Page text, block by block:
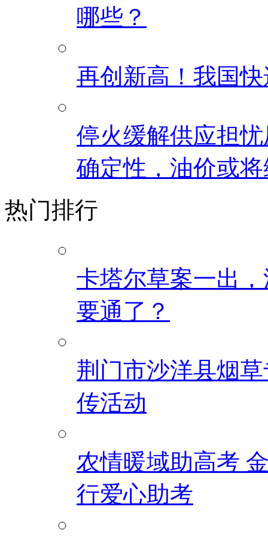
哪些？
再创新高！我国
停火缓解供应担
确定性，油价或
热门排行
卡塔尔草案一出
要通了？
荆门市沙洋县烟
传活动
农情暖域助高考
行爱心助考